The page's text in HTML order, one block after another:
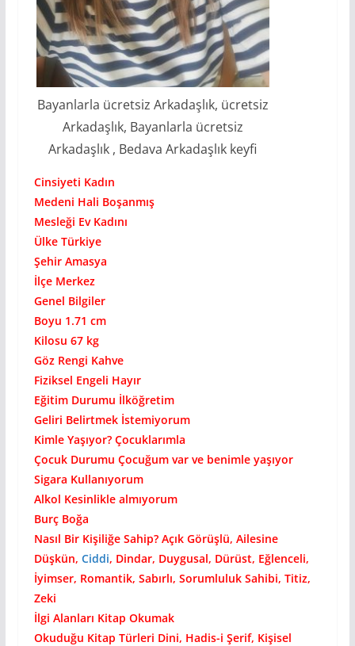
Bayanlarla ücretsiz Arkadaşlık, ücretsiz
Arkadaşlık, Bayanlarla ücretsiz
Arkadaşlık , Bedava Arkadaşlık keyfi
Cinsiyeti Kadın
Medeni Hali Boşanmış
Mesleği Ev Kadını
Ülke Türkiye
Şehir Amasya
İlçe Merkez
Genel Bilgiler
Boyu 1.71 cm
Kilosu 67 kg
Göz Rengi Kahve
Fiziksel Engeli Hayır
Eğitim Durumu İlköğretim
Geliri Belirtmek İstemiyorum
Kimle Yaşıyor? Çocuklarımla
Çocuk Durumu Çocuğum var ve benimle yaşıyor
Sigara Kullanıyorum
Alkol Kesinlikle almıyorum
Burç Boğa
Nasıl Bir Kişiliğe Sahip? Açık Görüşlü, Ailesine
Düşkün, Ciddi, Dindar, Duygusal, Dürüst, Eğlenceli,
İyimser, Romantik, Sabırlı, Sorumluluk Sahibi, Titiz,
Zeki
İlgi Alanları Kitap Okumak
Okuduğu Kitap Türleri Dini, Hadis-i Şerif, Kişisel